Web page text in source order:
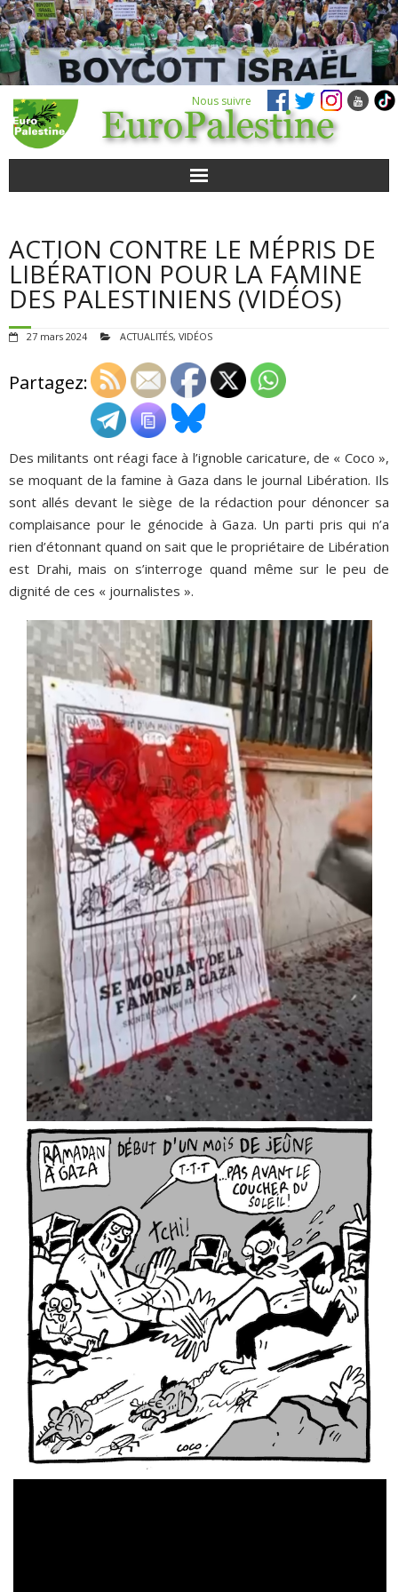
Nous suivre
POUR AGIR
AGENDA
QUI SOMMES-NOUS ?
ADHÉSIONS, DONS, CONTACT
ACTION CONTRE LE MÉPRIS DE
LIBÉRATION POUR LA FAMINE
DES PALESTINIENS (VIDÉOS)
27 mars 2024 ACTUALITÉS, VIDÉOS
Partagez:
Des militants ont réagi face à l’ignoble caricature, de « Coco »,
se moquant de la famine à Gaza dans le journal Libération. Ils
sont allés devant le siège de la rédaction pour dénoncer sa
complaisance pour le génocide à Gaza. Un parti pris qui n’a
rien d’étonnant quand on sait que le propriétaire de Libération
est Drahi, mais on s’interroge quand même sur le peu de
dignité de ces « journalistes ».